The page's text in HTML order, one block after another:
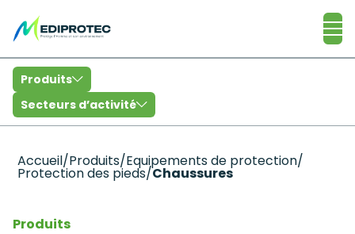
Secteurs d’activité
Produits
Accueil/Produits/Equipements de protection/
Protection des pieds/Chaussures
Produits